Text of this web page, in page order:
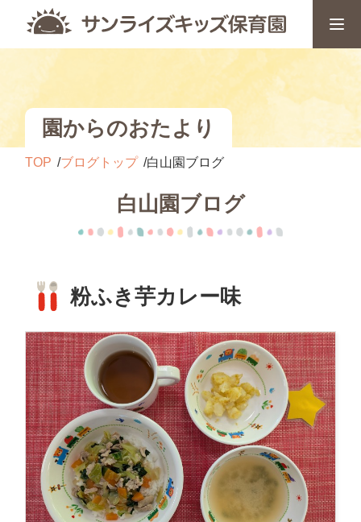
園からのおたより
TOP ブログトップ 白山園ブログ
白山園ブログ
粉ふき芋カレー味